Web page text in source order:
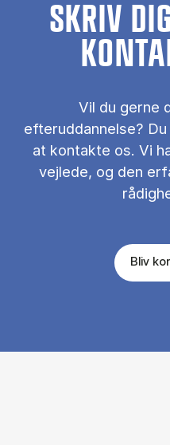
SKRIV
Vil du gerne
efteruddannelse?
at kontakte os. Vi
vejlede, og den
Bliv